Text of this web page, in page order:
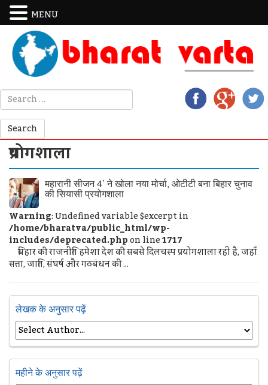
प्रयोगशाला
महारानी सीजन 4’ ने खोला नया मोर्चा, ओटीटी बना बिहार चुनाव
की सियासी प्रयोगशाला
Warning: Undefined variable $excerpt in
/home/bharatva/public_html/wp-
includes/deprecated.phpon line1717
बिहार की राजनीति हमेशा देश की सबसे दिलचस्प प्रयोगशाला रही है, जहाँ
सत्ता, जाति, संघर्ष और गठबंधन की ...
लेखक के अनुसार पढ़ें
महीने के अनुसार पढ़ें
MENU